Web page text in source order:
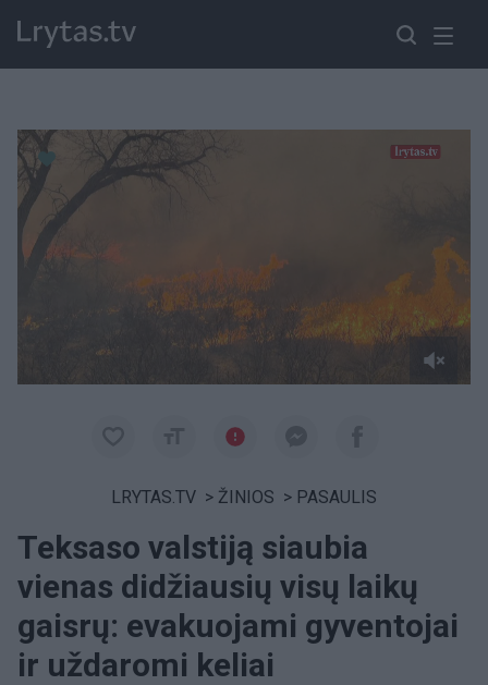
Paremkite Ukrainą
LRYTAS.TV > ŽINIOS > PASAULIS
Teksaso valstiją siaubia
vienas didžiausių visų laikų
gaisrų: evakuojami gyventojai
ir uždaromi keliai